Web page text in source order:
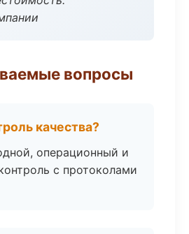
вопросы
качества?
операционный и
с протоколами